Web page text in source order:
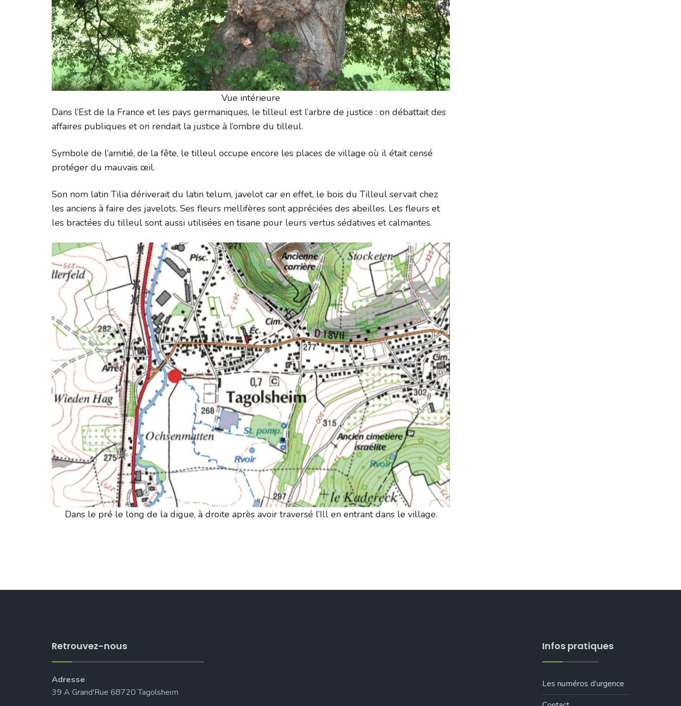
Vue intérieure
Dans l’Est de la France et les pays germaniques, le tilleul est l’arbre de justice : on débattait des
affaires publiques et on rendait la justice à l’ombre du tilleul.
Symbole de l’amitié, de la fête, le tilleul occupe encore les places de village où il était censé
protéger du mauvais œil.
Son nom latin Tilia dériverait du latin telum, javelot car en effet, le bois du Tilleul servait chez
les anciens à faire des javelots. Ses fleurs mellifères sont appréciées des abeilles. Les fleurs et
les bractées du tilleul sont aussi utilisées en tisane pour leurs vertus sédatives et calmantes.
Dans le pré le long de la digue, à droite après avoir traversé l’Ill en entrant dans le village.
Retrouvez-nous
Adresse
39 A Grand'Rue 68720 Tagolsheim
Infos pratiques
Les numéros d’urgence